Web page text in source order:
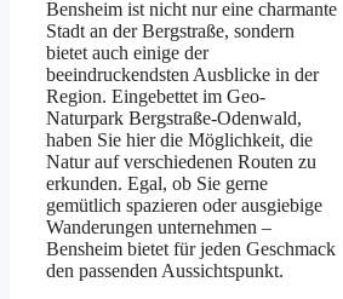
Bensheim ist nicht nur eine charmante
Stadt an der Bergstraße, sondern
bietet auch einige der
beeindruckendsten Ausblicke in der
Region. Eingebettet im Geo-
Naturpark Bergstraße-Odenwald,
haben Sie hier die Möglichkeit, die
Natur auf verschiedenen Routen zu
erkunden. Egal, ob Sie gerne
gemütlich spazieren oder ausgiebige
Wanderungen unternehmen –
Bensheim bietet für jeden Geschmack
den passenden Aussichtspunkt.